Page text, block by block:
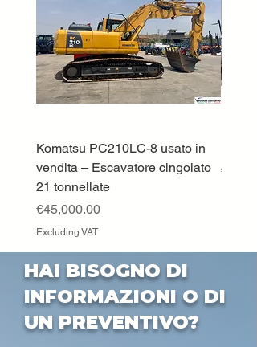
Komatsu PC210LC-8 usato in
vendita – Escavatore cingolato
21 tonnellate
Price
€45,000.00
Excluding VAT
Price
HAI BISOGNO DI
INFORMAZIONI O DI
UN PREVENTIVO?